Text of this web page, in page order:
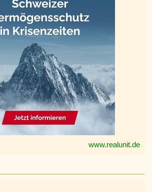
www.realunit.de